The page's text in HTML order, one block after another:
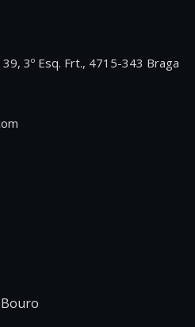
39, 3º Esq. Frt., 4715-343 Braga